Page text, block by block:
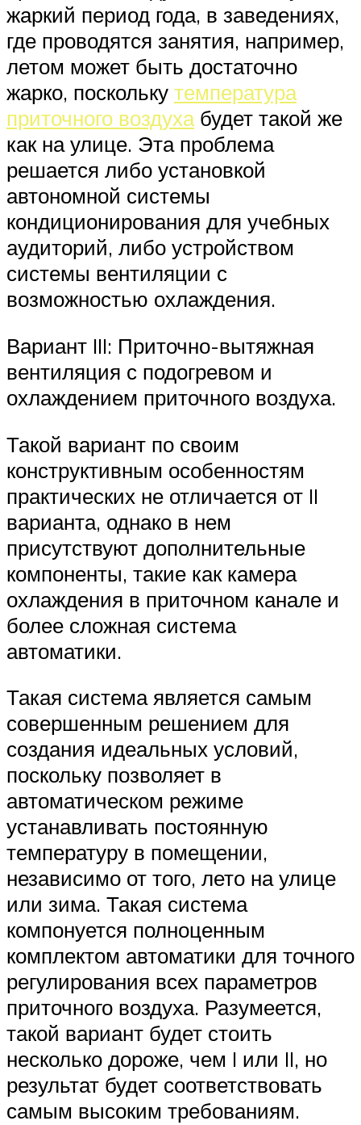
жаркий период года, в заведениях,
где проводятся занятия, например,
летом может быть достаточно
жарко, поскольку температура
приточного воздухабудет такой же
как на улице. Эта проблема
решается либо установкой
автономной системы
кондиционирования для учебных
аудиторий, либо устройством
системы вентиляции с
возможностью охлаждения.
Вариант III: Приточно-вытяжная
вентиляция с подогревом и
охлаждением приточного воздуха.
Такой вариант по своим
конструктивным особенностям
практических не отличается от II
варианта, однако в нем
присутствуют дополнительные
компоненты, такие как камера
охлаждения в приточном канале и
более сложная система
автоматики.
Такая система является самым
совершенным решением для
создания идеальных условий,
поскольку позволяет в
автоматическом режиме
устанавливать постоянную
температуру в помещении,
независимо от того, лето на улице
или зима. Такая система
компонуется полноценным
комплектом автоматики для точного
регулирования всех параметров
приточного воздуха. Разумеется,
такой вариант будет стоить
несколько дороже, чем I или II, но
результат будет соответствовать
самым высоким требованиям.